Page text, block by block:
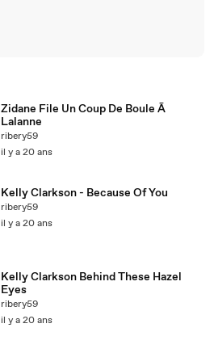
Zidane File Un Coup De Boule Ã
Lalanne
ribery59
il y a 20 ans
Kelly Clarkson - Because Of You
ribery59
il y a 20 ans
Kelly Clarkson Behind These Hazel
Eyes
ribery59
il y a 20 ans